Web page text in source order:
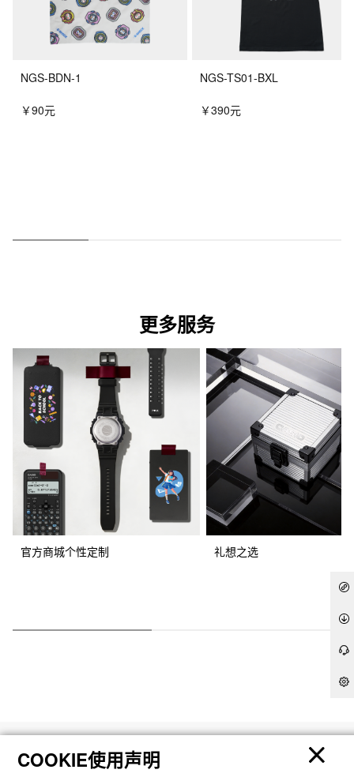
NGS-BDN-1
￥90元
NGS-TS01-BXL
￥390元
更多服务
官方商城个性定制 礼想之选
产品
COOKIE使用声明